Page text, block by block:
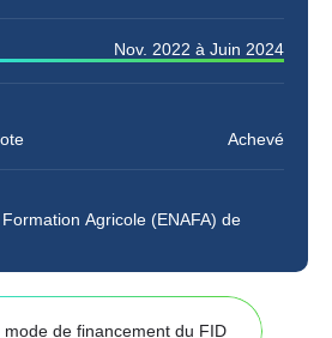
Nov. 2022 à Juin 2024
Achevé
Agricole (ENAFA) de
mode de financement du FID